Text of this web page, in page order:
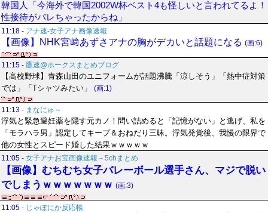
韓国人「今海外で韓国2002W杯ベスト4も怪しいと言われてるよ！
性接待がバレちゃったからね」
11:18 - アナ速‐女子アナ画像速報
【画像】NHK宮﨑あずさアナの胸がデカいと話題になる (画:6)
11:15 - 鷹速@ホークスまとめブログ
【高校野球】青森山田のユニフォームが話題沸騰「涼しそう」「熱中症対策
では」「Tシャツみたい」
(画:1)
11:13 - まなにゅ～
浮気と緊急避妊薬を隠す元カノ！問い詰めると「記憶がない」と逃げ、私を
「モラハラ男」認定してキープ＆おねだり三昧。浮気発覚後、我慢の限界で
他の女性とスピード婚した結果ｗｗｗｗｗ
11:05 - 女子アナお宝画像速報－5chまとめ
【画像】むちむち女子バレーボール選手さん、マジで脱い
でしまうｗｗｗｗｗｗｗ (画:3)
11:05 - じゃぽにか反応帳